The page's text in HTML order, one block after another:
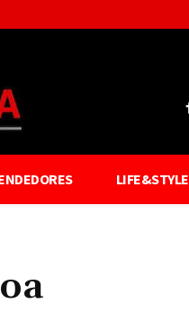
LIFE&STYLE